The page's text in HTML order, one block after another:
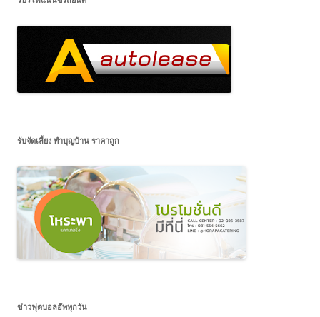
รับจัดเลี้ยง ทำบุญบ้าน ราคาถูก
ข่าวฟุตบอลอัพทุกวัน